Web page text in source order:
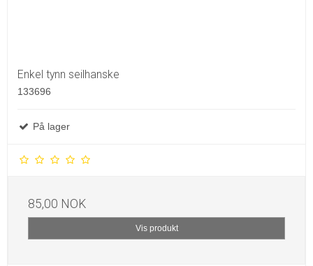
Enkel tynn seilhanske
133696
På lager
85,00 NOK
Vis produkt